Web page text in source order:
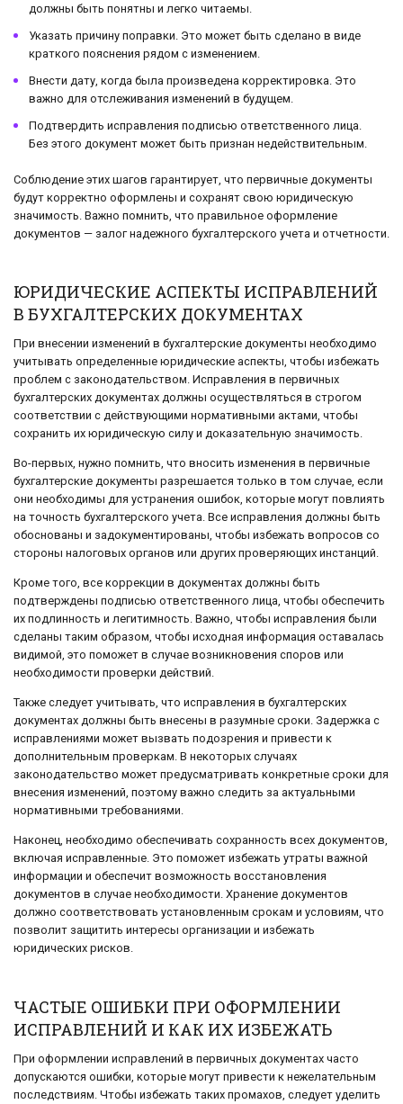
должны быть понятны и легко читаемы.
Указать причину поправки. Это может быть сделано в виде
краткого пояснения рядом с изменением.
Внести дату, когда была произведена корректировка. Это
важно для отслеживания изменений в будущем.
Подтвердить исправления подписью ответственного лица.
Без этого документ может быть признан недействительным.
Соблюдение этих шагов гарантирует, что первичные документы
будут корректно оформлены и сохранят свою юридическую
значимость. Важно помнить, что правильное оформление
документов — залог надежного бухгалтерского учета и отчетности.
ЮРИДИЧЕСКИЕ АСПЕКТЫ ИСПРАВЛЕНИЙ
В БУХГАЛТЕРСКИХ ДОКУМЕНТАХ
При внесении изменений в бухгалтерские документы необходимо
учитывать определенные юридические аспекты, чтобы избежать
проблем с законодательством. Исправления в первичных
бухгалтерских документах должны осуществляться в строгом
соответствии с действующими нормативными актами, чтобы
сохранить их юридическую силу и доказательную значимость.
Во-первых, нужно помнить, что вносить изменения в первичные
бухгалтерские документы разрешается только в том случае, если
они необходимы для устранения ошибок, которые могут повлиять
на точность бухгалтерского учета. Все исправления должны быть
обоснованы и задокументированы, чтобы избежать вопросов со
стороны налоговых органов или других проверяющих инстанций.
Кроме того, все коррекции в документах должны быть
подтверждены подписью ответственного лица, чтобы обеспечить
их подлинность и легитимность. Важно, чтобы исправления были
сделаны таким образом, чтобы исходная информация оставалась
видимой, это поможет в случае возникновения споров или
необходимости проверки действий.
Также следует учитывать, что исправления в бухгалтерских
документах должны быть внесены в разумные сроки. Задержка с
исправлениями может вызвать подозрения и привести к
дополнительным проверкам. В некоторых случаях
законодательство может предусматривать конкретные сроки для
внесения изменений, поэтому важно следить за актуальными
нормативными требованиями.
Наконец, необходимо обеспечивать сохранность всех документов,
включая исправленные. Это поможет избежать утраты важной
информации и обеспечит возможность восстановления
документов в случае необходимости. Хранение документов
должно соответствовать установленным срокам и условиям, что
позволит защитить интересы организации и избежать
юридических рисков.
ЧАСТЫЕ ОШИБКИ ПРИ ОФОРМЛЕНИИ
ИСПРАВЛЕНИЙ И КАК ИХ ИЗБЕЖАТЬ
При оформлении исправлений в первичных документах часто
допускаются ошибки, которые могут привести к нежелательным
последствиям. Чтобы избежать таких промахов, следует уделить